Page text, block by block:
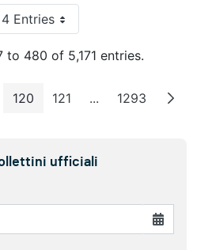
4 EntriesPer Page
to 480 of 5,171 entries.
Pages
Page
120 Page
121 ...Intermediate Pages
Page
1293
ufficiali